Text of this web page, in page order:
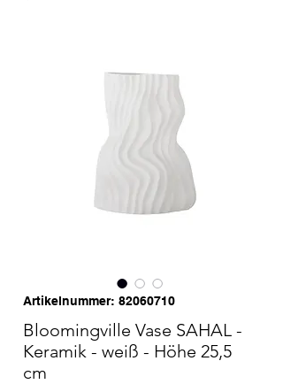
Artikelnummer: 82060710
Bloomingville Vase SAHAL -
Keramik - weiß - Höhe 25,5
cm